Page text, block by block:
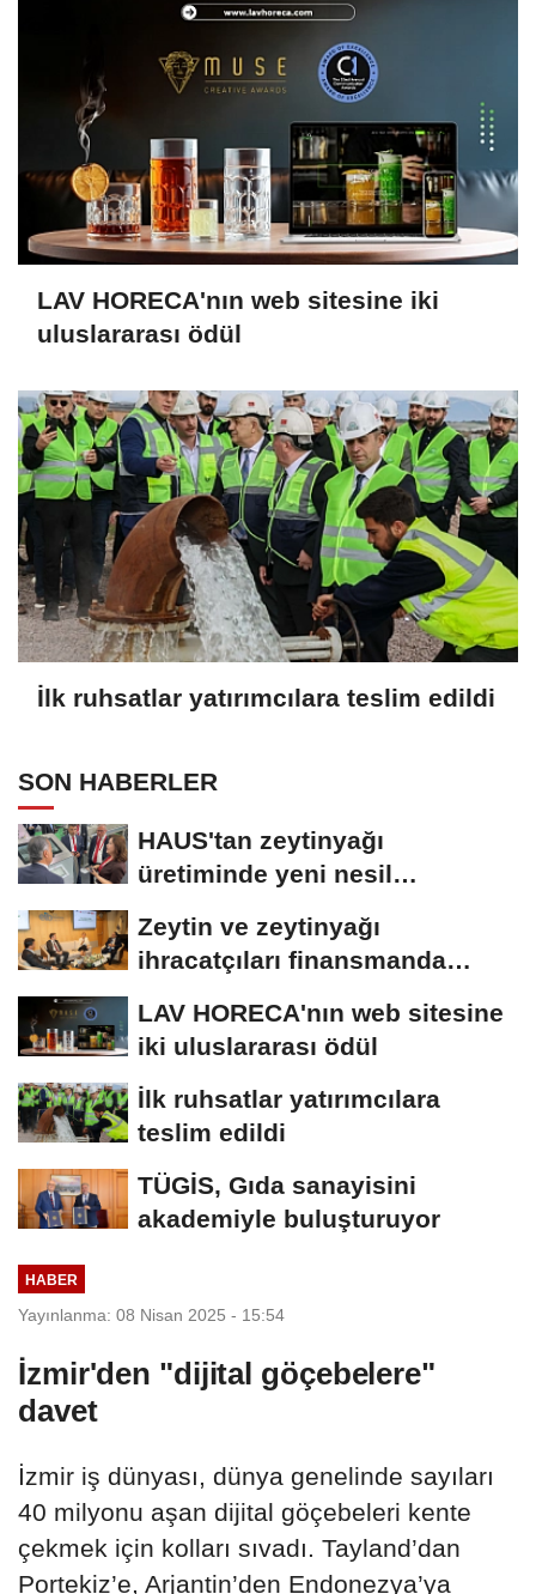
LAV HORECA'nın web sitesine iki
uluslararası ödül
İlk ruhsatlar yatırımcılara teslim edildi
SON HABERLER
HAUS'tan zeytinyağı
üretiminde yeni nesil
Zeytin ve zeytinyağı
ihracatçıları finansmanda
LAV HORECA'nın web sitesine
iki uluslararası ödül
İlk ruhsatlar yatırımcılara
teslim edildi
TÜGİS, Gıda sanayisini
akademiyle buluşturuyor
HABER
Yayınlanma: 08 Nisan 2025 - 15:54
İzmir'den "dijital göçebelere"
davet
İzmir iş dünyası, dünya genelinde sayıları
40 milyonu aşan dijital göçebeleri kente
çekmek için kolları sıvadı. Tayland’dan
Portekiz’e, Arjantin’den Endonezya’ya